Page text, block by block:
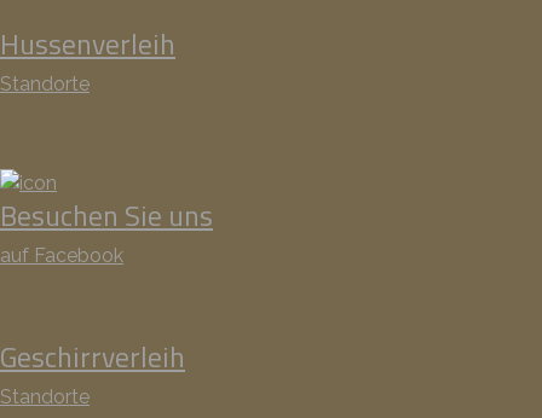
Hussenverleih
Standorte
Besuchen Sie uns
auf Facebook
Geschirrverleih
Standorte